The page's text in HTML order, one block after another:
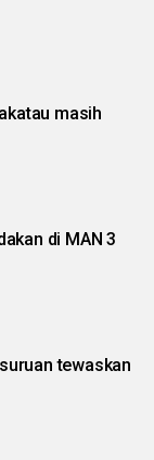
masih
di MAN 3
tewaskan